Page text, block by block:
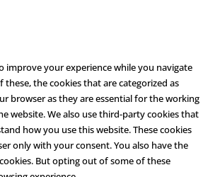
improve your experience while you navigate
the cookies that are categorized as
browser as they are essential for the working
website. We also use third-party cookies that
how you use this website. These cookies
only with your consent. You also have the
But opting out of some of these